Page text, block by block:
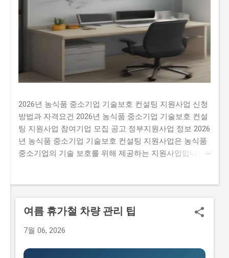
2026년 농식품 중소기업 기술보호 컨설팅 지원사업 신청
방법과 자격요건 2026년 농식품 중소기업 기술보호 컨설
팅 지원사업 참여기업 모집 공고 정부지원사업 정보 2026
년 농식품 중소기업 기술보호 컨설팅 지원사업은 농식품
중소기업의 기술 보호를 위해 제공하는 지원사업입니다.
한 비용을 지원받을 수 있는 기회입니다. 많은 사람이 이
지원사업에 신청하지 않는 이유는 신청 과정이 복잡하고
신청하기가 쉽지 않습니다. 실제로 탈락하는 이유 중 하나
여름 휴가철 차량 관리 팁
7월 06, 2026